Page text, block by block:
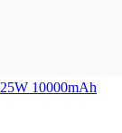
10000mAh